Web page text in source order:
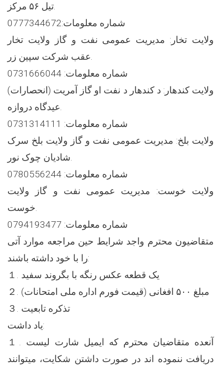
تیل ۵۶ مرکز.
شماره معلومات:0777344672
ولایت تخار: مدیریت عمومی نفت و گاز ولایت تخار
عقب شرکت سپین زر.
شماره معلومات: 0731666044
ولایت کندهار: د کندهار د نفت او گاز آمريت (انحصارات)
عيدگاه دروازه.
شماره معلومات: 0731314111
ولایت بلخ: مدیریت عمومی نفت و گاز ولایت بلخ سرک
شادیان چوک نور.
شماره معلومات: 0780556244
ولایت خوست: مدیریت عمومی نفت و گاز ولایت
خوست.
شماره معلومات: 0794193477
متقاضیون محترم واجد شرایط حین مراجعه موارد آتی
را با خود داشته باشند:
１. یک قطعه عکس رنگه با بگروند سفید
２. مبلغ ۵۰۰ افغانی (قیمت فورم اداره ملی امتحانات)
３. تذکره تابعیت
یاد داشت:
１. آنعده متقاضیان محترم که ایمیل شارت لیست
دریافت ننموده اند در صورت داشتن شکایت، میتوانند